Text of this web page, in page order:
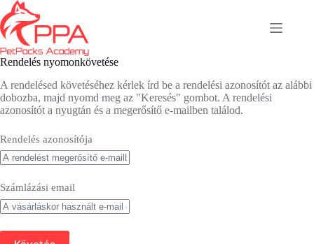
Skip
to
content
Rendelés nyomonkövetése
A rendelésed követéséhez kérlek írd be a rendelési azonosítót az alábbi
dobozba, majd nyomd meg az "Keresés" gombot. A rendelési
azonosítót a nyugtán és a megerősítő e-mailben találod.
Rendelés azonosítója
Számlázási email